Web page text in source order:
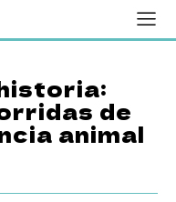
de
animal